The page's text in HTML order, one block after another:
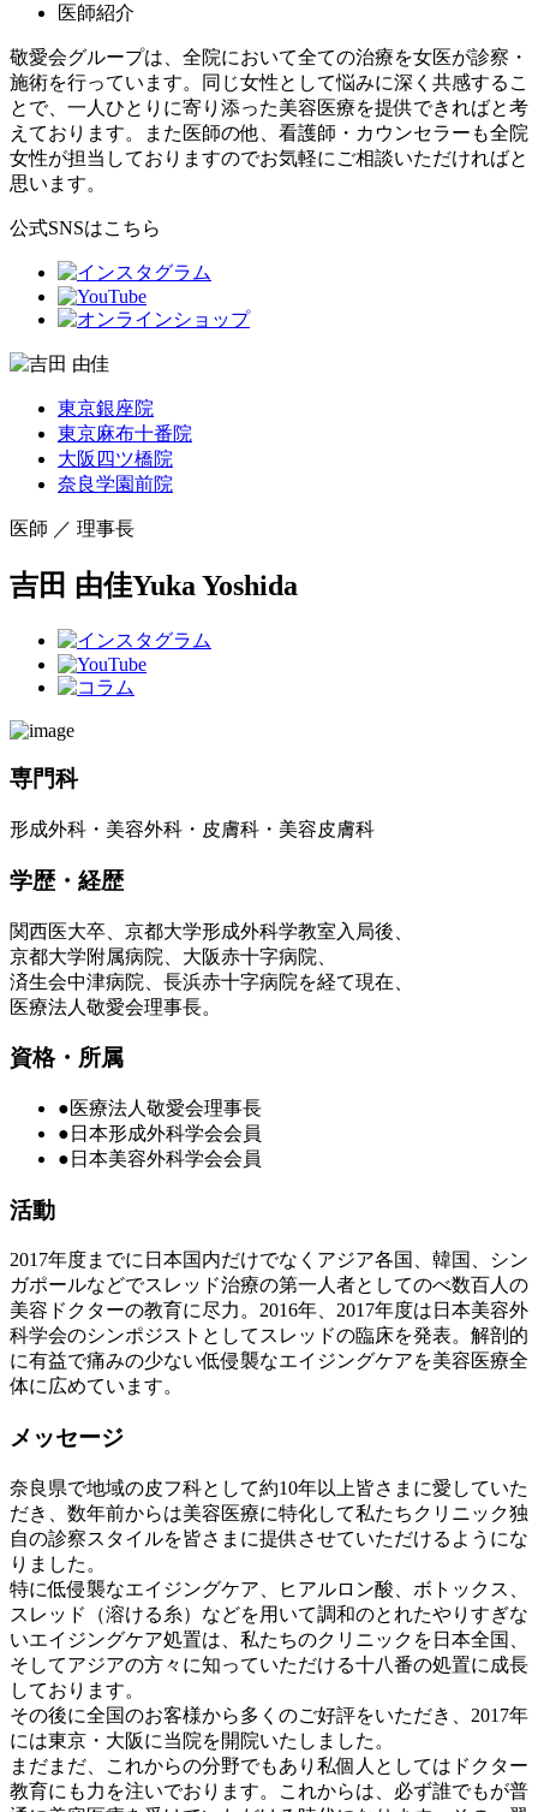
医師紹介
敬愛会グループは、全院において全ての治療を女医が診察・
施術を行っています。同じ女性として悩みに深く共感するこ
とで、一人ひとりに寄り添った美容医療を提供できればと考
えております。また医師の他、看護師・カウンセラーも全院
女性が担当しておりますのでお気軽にご相談いただければと
思います。
公式SNSはこちら
東京銀座院
東京麻布十番院
大阪四ツ橋院
奈良学園前院
医師 ／ 理事長
吉田 由佳Yuka Yoshida
専門科
形成外科・美容外科・皮膚科・美容皮膚科
学歴・経歴
関西医大卒、京都大学形成外科学教室入局後、
京都大学附属病院、大阪赤十字病院、
済生会中津病院、長浜赤十字病院を経て現在、
医療法人敬愛会理事長。
資格・所属
●医療法人敬愛会理事長
●日本形成外科学会会員
●日本美容外科学会会員
活動
2017年度までに日本国内だけでなくアジア各国、韓国、シン
ガポールなどでスレッド治療の第一人者としてのべ数百人の
美容ドクターの教育に尽力。2016年、2017年度は日本美容外
科学会のシンポジストとしてスレッドの臨床を発表。解剖的
に有益で痛みの少ない低侵襲なエイジングケアを美容医療全
体に広めています。
メッセージ
奈良県で地域の皮フ科として約10年以上皆さまに愛していた
だき、数年前からは美容医療に特化して私たちクリニック独
自の診察スタイルを皆さまに提供させていただけるようにな
りました。
特に低侵襲なエイジングケア、ヒアルロン酸、ボトックス、
スレッド（溶ける糸）などを用いて調和のとれたやりすぎな
いエイジングケア処置は、私たちのクリニックを日本全国、
そしてアジアの方々に知っていただける十八番の処置に成長
しております。
その後に全国のお客様から多くのご好評をいただき、2017年
には東京・大阪に当院を開院いたしました。
まだまだ、これからの分野でもあり私個人としてはドクター
教育にも力を注いでおります。これからは、必ず誰でもが普